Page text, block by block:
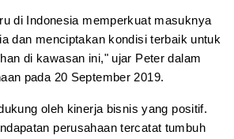
di Indonesia memperkuat masuknya
dan menciptakan kondisi terbaik untuk
di kawasan ini," ujar Peter dalam
pada 20 September 2019.
oleh kinerja bisnis yang positif.
perusahaan tercatat tumbuh